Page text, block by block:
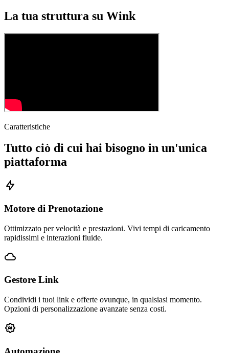
La tua struttura su Wink
Caratteristiche
Tutto ciò di cui hai bisogno in un'unica
piattaforma
Motore di Prenotazione
Ottimizzato per velocità e prestazioni. Vivi tempi di caricamento
rapidissimi e interazioni fluide.
Gestore Link
Condividi i tuoi link e offerte ovunque, in qualsiasi momento.
Opzioni di personalizzazione avanzate senza costi.